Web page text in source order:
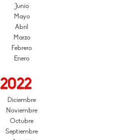
Junio
Mayo
Abril
Marzo
Febrero
Enero
2022
Diciembre
Noviembre
Octubre
Septiembre